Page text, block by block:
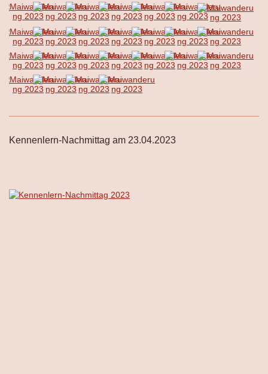
Kennenlern-Nachmittag am 23.04.2023